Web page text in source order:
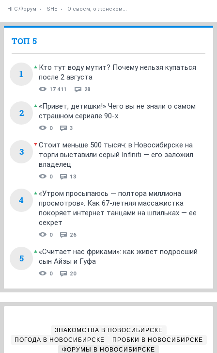
НГС.Форум SHE О своем, о женском...
ТОП 5
1
Кто тут воду мутит? Почему нельзя купаться
после 2 августа
17 411 28
2
«Привет, детишки!» Чего вы не знали о самом
страшном сериале 90-х
0 3
3
Стоит меньше 500 тысяч: в Новосибирске на
торги выставили серый Infiniti — его заложил
владелец
0 13
4
«Утром просыпаюсь — полтора миллиона
просмотров». Как 67-летняя массажистка
покоряет интернет танцами на шпильках — ее
секрет
0 26
5
«Считает нас фриками»: как живет подросший
сын Айзы и Гуфа
0 20
ЗНАКОМСТВА В НОВОСИБИРСКЕ
ПОГОДА В НОВОСИБИРСКЕ
ПРОБКИ В НОВОСИБИРСКЕ
ФОРУМЫ В НОВОСИБИРСКЕ